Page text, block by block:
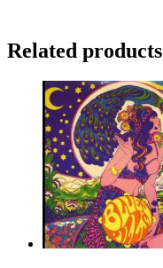
Related products